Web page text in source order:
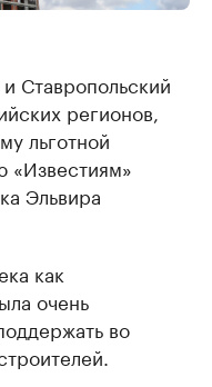
Ставропольский
регионов,
льготной
«Известиям»
Эльвира
как
очень
во